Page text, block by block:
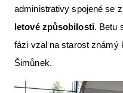
administrativy spojené se
letové způsobilosti. Betu
fázi vzal na starost známý
Šimůnek.